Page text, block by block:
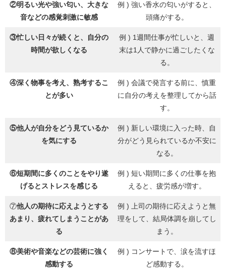
②明るい光や強い匂い、大きな
音などの感覚刺激に敏感
例 ) 強い香水の匂いがすると、
頭痛がする。
③忙しい日々が続くと、自分の
時間が欲しくなる
例 ) 1週間仕事が忙しいと、週
末は1人で静かに過ごしたくな
る。
④深く物事を考え、熟考するこ
とが多い
例 ) 会議で発言する前に、慎重
に自分の考えを整理してから話
す。
⑤他人が自分をどう見ているか
を気にする
例 ) 新しい環境に入った時、自
分がどう見られているか不安に
なる。
⑥短期間に多くのことをやり遂
げるとストレスを感じる
例 ) 短い期間に多くの仕事を抱
えると、疲労感が増す。
⑦他人の期待に応えようとする
あまり、疲れてしまうことがあ
る
例 ) 上司の期待に応えようと無
理をして、結局体調を崩してし
まう。
⑧美術や音楽などの芸術に強く
感動する
例 ) コンサートで、涙を流すほ
ど感動する。